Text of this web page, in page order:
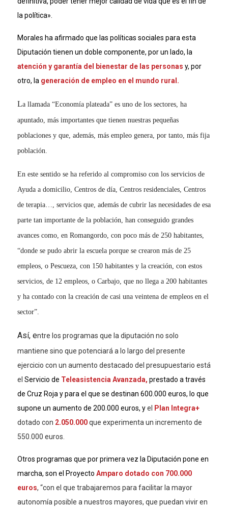
la política».
Morales ha afirmado que las políticas sociales para esta
Diputación tienen un doble componente, por un lado, la
atención y garantía del bienestar de las personas y, por
otro, la generación de empleo en el mundo rural.
La llamada “Economía plateada” es uno de los sectores, ha
apuntado, más importantes que tienen nuestras pequeñas
poblaciones y que, además, más empleo genera, por tanto, más fija
población.
En este sentido se ha referido al compromiso con los servicios de
Ayuda a domicilio, Centros de día, Centros residenciales, Centros
de terapia…, servicios que, además de cubrir las necesidades de esa
parte tan importante de la población, han conseguido grandes
avances como, en Romangordo, con poco más de 250 habitantes,
“donde se pudo abrir la escuela porque se crearon más de 25
empleos, o Pescueza, con 150 habitantes y la creación, con estos
servicios, de 12 empleos, o Carbajo, que no llega a 200 habitantes
y ha contado con la creación de casi una veintena de empleos en el
sector”.
Así, entre los programas que la diputación no solo
mantiene sino que potenciará a lo largo del presente
ejercicio con un aumento destacado del presupuestario está
el Servicio de Teleasistencia Avanzada, prestado a través
de Cruz Roja y para el que se destinan 600.000 euros, lo que
supone un aumento de 200.000 euros, yel
Plan Integra+
dotado con 2.050.000que experimenta un incremento de
550.000 euros.
Otros programas que por primera vez la Diputación pone en
marcha, son el Proyecto Amparo dotado con 700.000
euros, “con el que trabajaremos para facilitar la mayor
autonomía posible a nuestros mayores, que puedan vivir en